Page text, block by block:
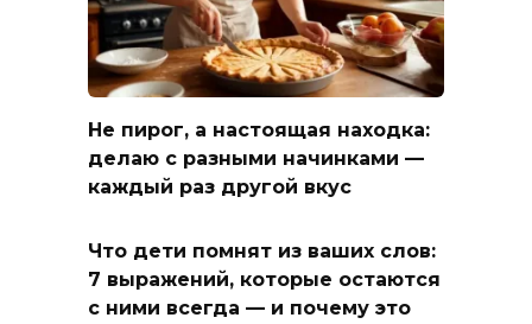
Не пирог, а настоящая находка:
делаю с разными начинками —
каждый раз другой вкус
Что дети помнят из ваших слов:
7 выражений, которые остаются
с ними всегда — и почему это